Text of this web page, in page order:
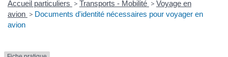
Accueil particuliers > Transports - Mobilité > Voyage en
avion > Documents d'identité nécessaires pour voyager en
avion